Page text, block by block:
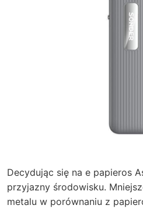
Decydując się na e papieros
przyjazny środowisku.
metalu w porównaniu z